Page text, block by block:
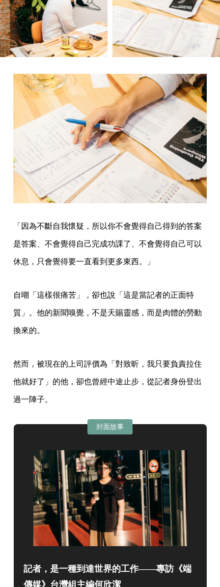
「因為不斷自我懷疑，所以你不會覺得自己得到的答案
是答案、不會覺得自己完成功課了、不會覺得自己可以
休息，只會覺得要一直看到更多東西。」
自嘲「這樣很痛苦」，卻也說「這是當記者的正面特
質」。他的新聞嗅覺，不是天賜靈感，而是肉體的勞動
換來的。
然而，被現在的上司評價為「對致昕，我只要負責拉住
他就好了」的他，卻也曾經中途止步，從記者身份登出
過一陣子。
封面故事
記者，是一種到達世界的工作——專訪《端
傳媒》台灣組主編何欣潔